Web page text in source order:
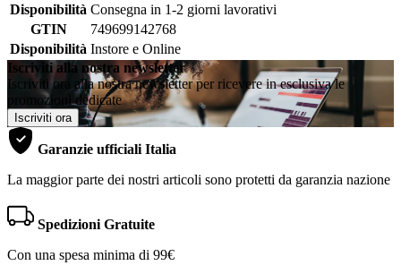
Disponibilità Consegna in 1-2 giorni lavorativi
GTIN
749699142768
Disponibilità Instore e Online
Iscriviti alla nostra newsletter
Iscriviti ora alla nostra newsletter per ricevere in esclusiva le
promozioni dedicate
Iscriviti ora
Garanzie ufficiali Italia
La maggior parte dei nostri articoli sono protetti da garanzia nazione
Spedizioni Gratuite
Con una spesa minima di 99€